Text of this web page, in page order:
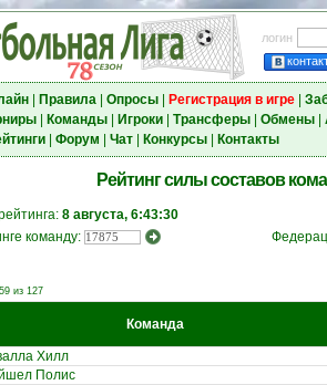
логин
| Правила| Опросы| Регистрация в игре|
| Команды| Игроки| Трансферы| Обмены|
| Форум Чат| Конкурсы| Контакты
Рейтинг силы составов
8 августа, 6:43:30
команду:
из 127
Команда
Хилл
Полис